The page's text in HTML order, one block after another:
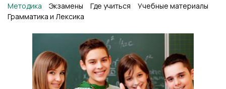
Методика Экзамены Где учиться
Учебные материалы
Грамматика и Лексика